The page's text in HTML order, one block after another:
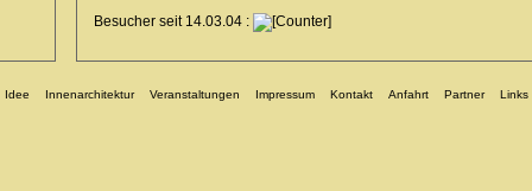
Besucher seit 14.03.04 :
Idee Innenarchitektur Veranstaltungen Impressum Kontakt Anfahrt Partner Links